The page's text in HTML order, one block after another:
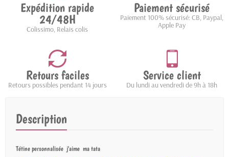
Expédition rapide
24/48H
Colissimo, Relais colis
Paiement sécurisé
Paiement 100% sécurisé: CB, Paypal,
Apple Pay
Retours faciles
Retours possibles pendant 14 jours
Service client
Du lundi au vendredi de 9h à 18h
Description
Tétine personnalisée j'aime ma tata